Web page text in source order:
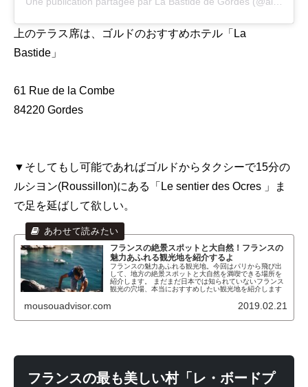
上のテラス席は、ゴルドのおすすめホテル「La
Bastide」
61 Rue de la Combe
84220 Gordes
▼そしてもし可能であればゴルドからタクシーで15分の
ルシヨン(Roussillon)にある「Le sentier des Ocres 」ま
で足を延ばして欲しい。
フランスの絶景スポットと大自然！フランスの
魅力あふれる観光地を紹介するよ
フランスの魅力あふれる観光地。今回はパリから飛び出
して、地方の絶景スポットと大自然を満喫できる場所を
紹介します。 まだまだ日本では知られていないフランス
観光の穴場、本当におすすめしたい観光地を紹介します
mousouadvisor.com 2019.02.21
フランスの最も美しい村「レ・ボードプ